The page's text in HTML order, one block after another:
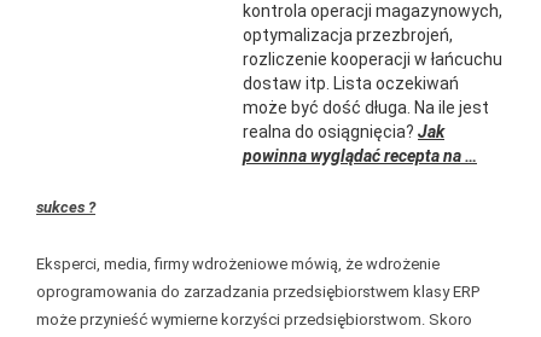
kontrola operacji magazynowych,
optymalizacja przezbrojeń,
rozliczenie kooperacji w łańcuchu
dostaw itp. Lista oczekiwań
może być dość długa. Na ile jest
realna do osiągnięcia? Jak
powinna wyglądać recepta na …
sukces ?
Eksperci, media, firmy wdrożeniowe mówią, że wdrożenie
oprogramowania do zarzadzania przedsiębiorstwem klasy ERP
może przynieść wymierne korzyści przedsiębiorstwom. Skoro